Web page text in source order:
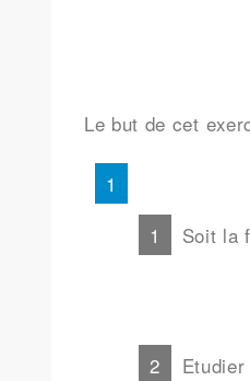
Le but de cet
Soit la